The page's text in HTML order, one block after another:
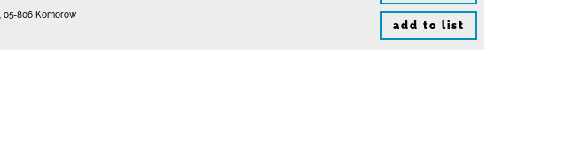
05-806 Komorów
add to list